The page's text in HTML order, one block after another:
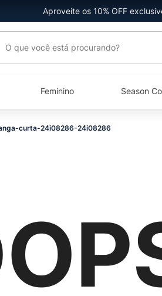
Aproveite os 10% OFF
Feminino Season
curta-24i08286-24i08286